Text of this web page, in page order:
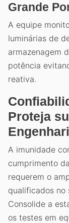
Grande
A equipe
luminárias de
armazenagem
potência
reativa.
Proteja
A imunidade
cumprimento
requerem o
qualificados no
Consolide a
os testes em